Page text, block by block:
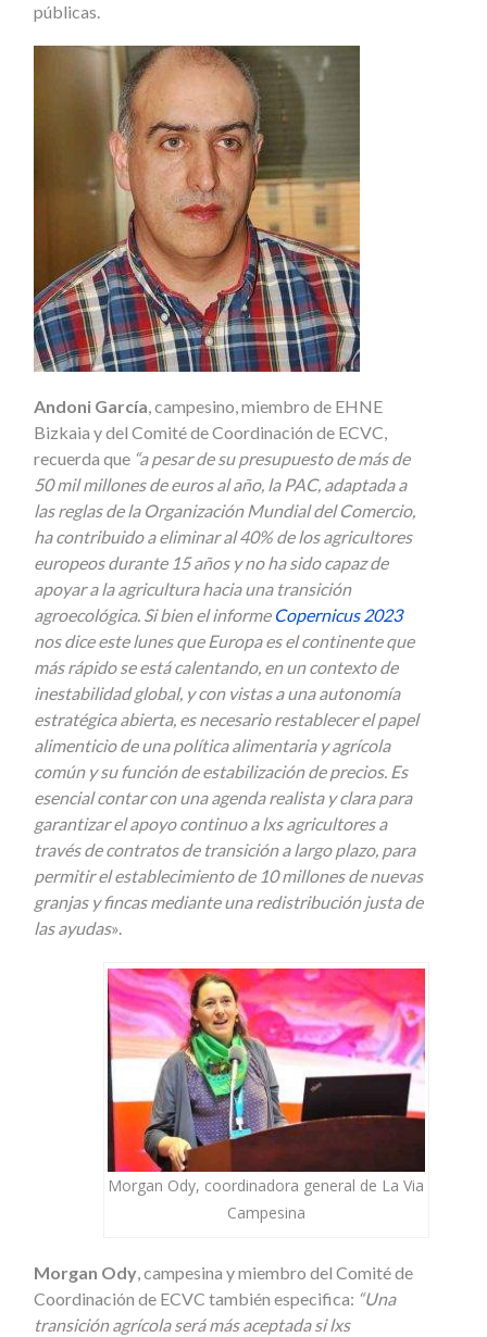
públicas.
Andoni García, campesino, miembro de EHNE
Bizkaia y del Comité de Coordinación de ECVC,
recuerda que “a pesar de su presupuesto de más de
50 mil millones de euros al año, la PAC, adaptada a
las reglas de la Organización Mundial del Comercio,
ha contribuido a eliminar al 40% de los agricultores
europeos durante 15 años y no ha sido capaz de
apoyar a la agricultura hacia una transición
agroecológica. Si bien el informe Copernicus 2023
nos dice este lunes que Europa es el continente que
más rápido se está calentando, en un contexto de
inestabilidad global, y con vistas a una autonomía
estratégica abierta, es necesario restablecer el papel
alimenticio de una política alimentaria y agrícola
común y su función de estabilización de precios. Es
esencial contar con una agenda realista y clara para
garantizar el apoyo continuo a lxs agricultores a
través de contratos de transición a largo plazo, para
permitir el establecimiento de 10 millones de nuevas
granjas y fincas mediante una redistribución justa de
las ayudas».
Morgan Ody, coordinadora general de La Via
Campesina
Morgan Ody, campesina y miembro del Comité de
Coordinación de ECVC también especifica: “Una
transición agrícola será más aceptada si lxs